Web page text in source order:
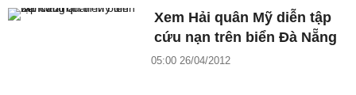
Xem Hải quân Mỹ diễn tập
cứu nạn trên biển Đà Nẵng
05:00 26/04/2012